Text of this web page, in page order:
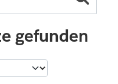
gefunden